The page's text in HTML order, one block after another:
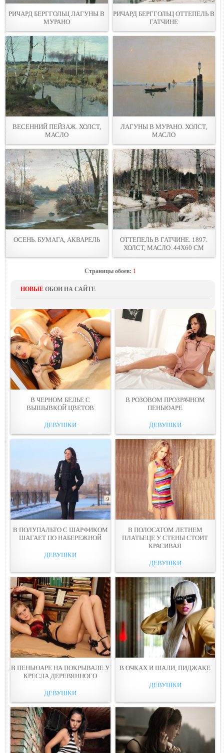
РИЧАРД БЕРГГОЛЬЦ ЛАГУНЫ В
МУРАНО
РИЧАРД БЕРГГОЛЬЦ ОТТЕПЕЛЬ В
ГАТЧИНЕ
ВЕСЕННИЙ ПЕЙЗАЖ. ХОЛСТ,
МАСЛО
ЛАГУНЫ В МУРАНО. ХОЛСТ,
МАСЛО
ОСЕНЬ. БУМАГА, АКВАРЕЛЬ
ОТТЕПЕЛЬ В ГАТЧИНЕ. 1897.
ХОЛСТ, МАСЛО. 44Х60 СМ
Страницы обоев: 1
НОВЫЕ ОБОИ НА САЙТЕ
В ЧЕРНОМ БЕЛЬЕ С
ВЫШЫВКОЙ ЦВЕТОВ
ДЕВУШКИ
В РОЗОВОМ ПРОЗРАЧНОМ
ПЕНЬЮАРЕ
ДЕВУШКИ
В ПОЛУПАЛЬТО С ШАРФИКОМ
ШАГАЕТ ПО НАБЕРЕЖНОЙ
ДЕВУШКИ
В ПОЛОСАТОМ ЛЕТНЕМ
ПЛАТЬЕЦЕ У СТЕНЫ СТОИТ
КРАСИВАЯ
ДЕВУШКИ
В ПЕНЬЮАРЕ НА ПОКРЫВАЛЕ У
КРЕСЛА ДЕРЕВЯННОГО
ДЕВУШКИ
В ОЧКАХ И ШАЛИ, ПИДЖАКЕ
ДЕВУШКИ